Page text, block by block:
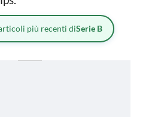
più recenti diSerie B